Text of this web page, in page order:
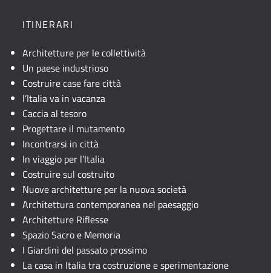
ITINERARI
Architetture per le collettività
Un paese industrioso
Costruire case fare città
l’Italia va in vacanza
Caccia al tesoro
Progettare il mutamento
Incontrarsi in città
In viaggio per l’Italia
Costruire sul costruito
Nuove architetture per la nuova società
Architettura contemporanea nel paesaggio
Architetture Riflesse
Spazio Sacro e Memoria
I Giardini del passato prossimo
La casa in Italia tra costruzione e sperimentazione